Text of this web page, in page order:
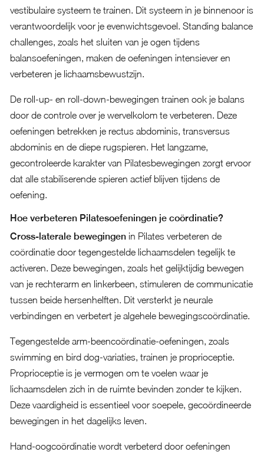
vestibulaire systeem te trainen. Dit systeem in je binnenoor is
verantwoordelijk voor je evenwichtsgevoel. Standing balance
challenges, zoals het sluiten van je ogen tijdens
balansoefeningen, maken de oefeningen intensiever en
verbeteren je lichaamsbewustzijn.
De roll-up- en roll-down-bewegingen trainen ook je balans
door de controle over je wervelkolom te verbeteren. Deze
oefeningen betrekken je rectus abdominis, transversus
abdominis en de diepe rugspieren. Het langzame,
gecontroleerde karakter van Pilatesbewegingen zorgt ervoor
dat alle stabiliserende spieren actief blijven tijdens de
oefening.
Hoe verbeteren Pilatesoefeningen je coördinatie?
Cross-laterale bewegingenin Pilates verbeteren de
coördinatie door tegengestelde lichaamsdelen tegelijk te
activeren. Deze bewegingen, zoals het gelijktijdig bewegen
van je rechterarm en linkerbeen, stimuleren de communicatie
tussen beide hersenhelften. Dit versterkt je neurale
verbindingen en verbetert je algehele bewegingscoördinatie.
Tegengestelde arm-beencoördinatie-oefeningen, zoals
swimming en bird dog-variaties, trainen je proprioceptie.
Proprioceptie is je vermogen om te voelen waar je
lichaamsdelen zich in de ruimte bevinden zonder te kijken.
Deze vaardigheid is essentieel voor soepele, gecoördineerde
bewegingen in het dagelijks leven.
Hand-oogcoördinatie wordt verbeterd door oefeningen